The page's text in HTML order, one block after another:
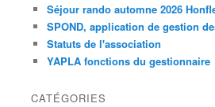
Séjour rando automne 2026
SPOND, application de gestion
Statuts de l'association
YAPLA fonctions du gestionnaire
CATÉGORIES